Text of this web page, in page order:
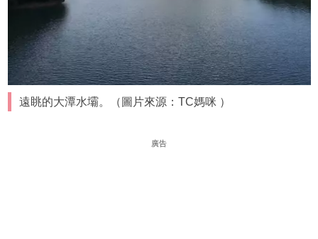
遠眺的大潭水壩。（圖片來源：TC媽咪 ）
廣告